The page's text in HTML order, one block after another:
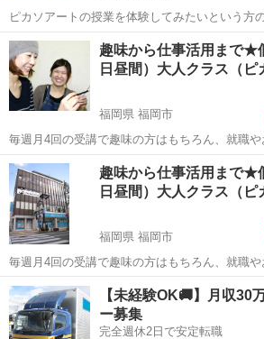
ピカソアートの授業を体験してみたいという方
ッサン体験授業を行います。本格的な鉛筆デッ
フを完成させます。体験された方には通常授業
福岡 福岡市 デッサン
趣味から仕事活用まで★
日昼間）大人クラス（
福岡県 福岡市
毎週月4回の受講で趣味の方はもちろん、就職や
などあなたの目的に合わせた個別カリキュラム
デッサンから水彩、油絵など使いたい画材やど
いのかなど気軽に相談できカリキュラ...
福岡 福岡市 デッサン
趣味から仕事活用まで★
日昼間）大人クラス（
福岡県 福岡市
毎週月4回の受講で趣味の方はもちろん、就職や
などあなたの目的に合わせた個別カリキュラム
デッサンから水彩、油絵など使いたい画材やど
いのかなど気軽に相談できカリキュラ...
福岡 福岡市 デッサン
【未経験OK🚚】月収30
ー募集
完全週休2日で安定転職